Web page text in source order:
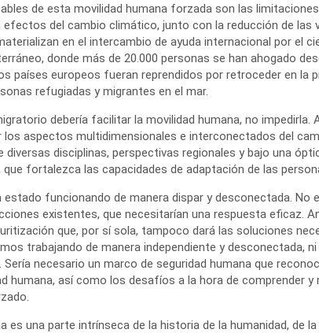
de esta movilidad humana forzada son las
del cambio climático, junto con la reducción de las
en el intercambio de ayuda internacional por el
donde más de 20.000 personas se han ahogado
países europeos fueran reprendidos por retroceder en la
refugiadas y migrantes en el mar.
debería facilitar la movilidad humana, no
los aspectos multidimensionales e interconectados del
diversas disciplinas, perspectivas regionales y bajo una
fortalezca las capacidades de adaptación de las
estado funcionando de manera dispar y desconectada. No
existentes, que necesitarían una respuesta eficaz.
que, por sí sola, tampoco dará las soluciones
trabajando de manera independiente y desconectada,
Sería necesario un marco de seguridad humana que
humana, así como los desafíos a la hora de comprender
es una parte intrínseca de la historia de la humanidad, de